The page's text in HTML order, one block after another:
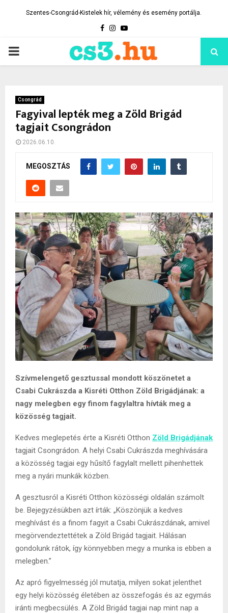
Szentes-Csongrád-Kistelek hír, vélemény és esemény portálja.
Facebook
Instagram
Youtube
PRIMARY
Csongrád
Fagyival lepték meg a Zöld Brigád
tagjait Csongrádon
2026.06.10.
MEGOSZTÁS
Szívmelengető gesztussal mondott köszönetet a
Csabi Cukrászda a Kisréti Otthon Zöld Brigádjának: a
nagy melegben egy finom fagylaltra hívták meg a
közösség tagjait.
Kedves meglepetés érte a Kisréti Otthon Zöld Brigádjának
tagjait Csongrádon. A helyi Csabi Cukrászda meghívására
a közösség tagjai egy hűsítő fagylalt mellett pihenhettek
meg a nyári munkák közben.
A gesztusról a Kisréti Otthon közösségi oldalán számolt
be. Bejegyzésükben azt írták: „Köszönjük a kedves
meghívást és a finom fagyit a Csabi Cukrászdának, amivel
megörvendeztettétek a Zöld Brigád tagjait. Hálásan
gondolunk rátok, így könnyebben megy a munka is ebben a
melegben.”
Az apró figyelmesség jól mutatja, milyen sokat jelenthet
egy helyi közösség életében az összefogás és az egymás
iránti megbecsülés. A Zöld Brigád tagjai nap mint nap a